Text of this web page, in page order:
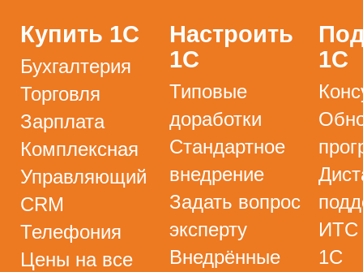
Купить 1С
Бухгалтерия
Торговля
Зарплата
Комплексная
Управляющий
CRM
Телефония
Цены на все
Настроить
1С
Типовые
доработки
Стандартное
внедрение
Задать вопрос
эксперту
Внедрённые
1С
ИТС
1С